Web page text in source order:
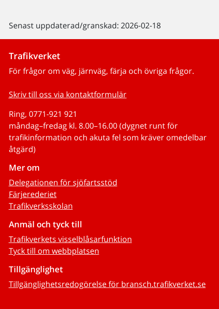
Senast uppdaterad/granskad: 2026-02-18
Trafikverket
För frågor om väg, järnväg, färja och övriga frågor.
Skriv till oss via kontaktformulär
Ring, 0771-921 921
måndag–fredag kl. 8.00–16.00 (dygnet runt för
trafikinformation och akuta fel som kräver omedelbar
åtgärd)
Mer om
Delegationen för sjöfartsstöd
Färjerederiet
Trafikverksskolan
Anmäl och tyck till
Trafikverkets visselblåsarfunktion
Tyck till om webbplatsen
Tillgänglighet
Tillgänglighetsredogörelse för bransch.trafikverket.se